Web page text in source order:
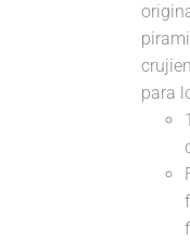
para